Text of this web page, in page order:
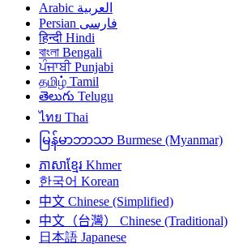
العربية Arabic
فارسی Persian
हिन्दी Hindi
বাংলা Bengali
ਪੰਜਾਬੀ Punjabi
தமிழ் Tamil
తెలుగు Telugu
ไทย Thai
မြန်မာဘာသာ Burmese (Myanmar)
ភាសាខ្មែរ Khmer
한국어 Korean
中文 Chinese (Simplified)
中文（台灣）
Chinese (Traditional)
日本語 Japanese